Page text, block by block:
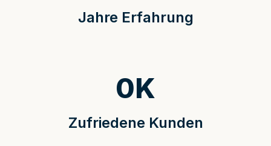
Jahre Erfahrung
Zufriedene Kunden
0K